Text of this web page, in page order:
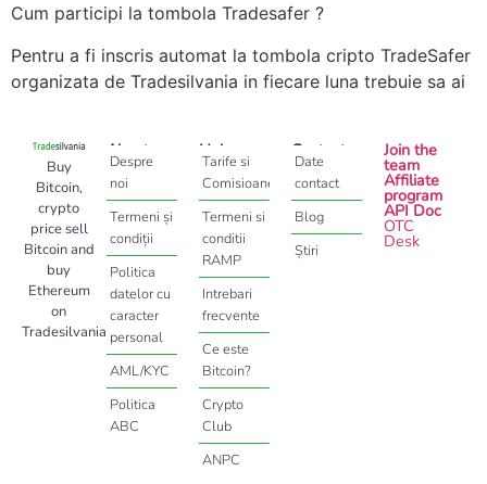
Cum participi la tombola Tradesafer ?
Pentru a fi inscris automat la tombola cripto TradeSafer
organizata de Tradesilvania in fiecare luna trebuie sa ai
Buy
Bitcoin,
crypto
price sell
Bitcoin and
buy
Ethereum
on
Tradesilvania
About
Despre
noi
Termeni și
condiții
Politica
datelor cu
caracter
personal
AML/KYC
Politica
ABC
Help
Tarife si
Comisioane
Termeni si
conditii
RAMP
Intrebari
frecvente
Ce este
Bitcoin?
Crypto
Club
ANPC
Contact
Date
contact
Blog
Știri
Join the
team
Affiliate
program
API Doc
OTC
Desk